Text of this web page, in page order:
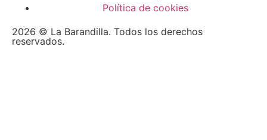
2026 © La Barandilla. Todos los derechos
reservados.
Política de cookies